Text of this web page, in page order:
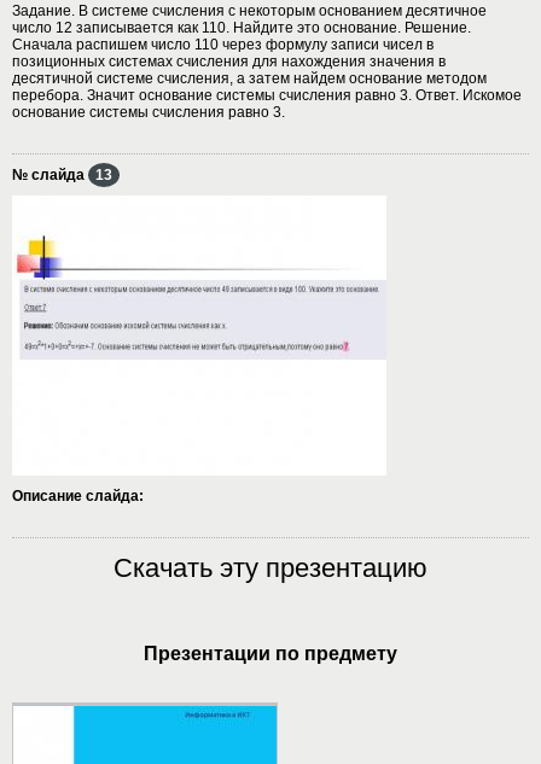
Задание. В системе счисления с некоторым основанием десятичное
число 12 записывается как 110. Найдите это основание. Решение.
Сначала распишем число 110 через формулу записи чисел в
позиционных системах счисления для нахождения значения в
десятичной системе счисления, а затем найдем основание методом
перебора. Значит основание системы счисления равно 3. Ответ. Искомое
основание системы счисления равно 3.
№ слайда 13
Описание слайда:
Скачать эту презентацию
Презентации по предмету